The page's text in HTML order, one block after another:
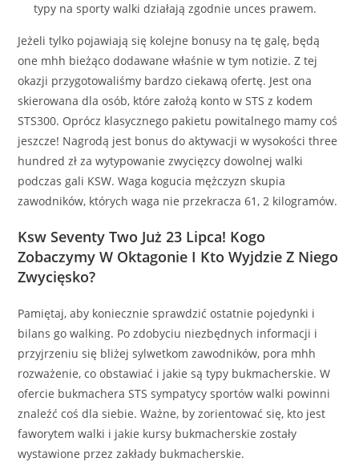
typy na sporty walki działają zgodnie unces prawem.
Jeżeli tylko pojawiają się kolejne bonusy na tę galę, będą
one mhh bieżąco dodawane właśnie w tym notizie. Z tej
okazji przygotowaliśmy bardzo ciekawą ofertę. Jest ona
skierowana dla osób, które założą konto w STS z kodem
STS300. Oprócz klasycznego pakietu powitalnego mamy coś
jeszcze! Nagrodą jest bonus do aktywacji w wysokości three
hundred zł za wytypowanie zwycięzcy dowolnej walki
podczas gali KSW. Waga kogucia mężczyzn skupia
zawodników, których waga nie przekracza 61, 2 kilogramów.
Ksw Seventy Two Już 23 Lipca! Kogo
Zobaczymy W Oktagonie I Kto Wyjdzie Z Niego
Zwycięsko?
Pamiętaj, aby koniecznie sprawdzić ostatnie pojedynki i
bilans go walking. Po zdobyciu niezbędnych informacji i
przyjrzeniu się bliżej sylwetkom zawodników, pora mhh
rozważenie, co obstawiać i jakie są typy bukmacherskie. W
ofercie bukmachera STS sympatycy sportów walki powinni
znaleźć coś dla siebie. Ważne, by zorientować się, kto jest
faworytem walki i jakie kursy bukmacherskie zostały
wystawione przez zakłady bukmacherskie.